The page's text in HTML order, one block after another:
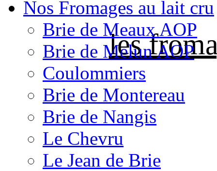
les
Nos Fromages au lait cru
Brie de Meaux AOP
Brie de Melun AOP
Coulommiers
Brie de Montereau
Brie de Nangis
Le Chevru
Le Jean de Brie